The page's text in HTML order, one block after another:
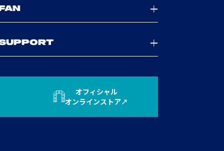
オフィシャル
オンラインストア